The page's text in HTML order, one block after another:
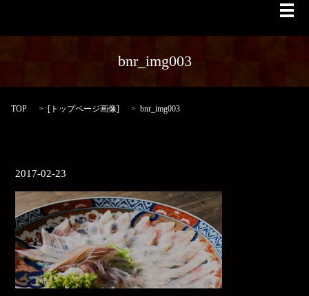
メ
bnr_img003
TOP [ トップページ画像] bnr_img003
2017-02-23